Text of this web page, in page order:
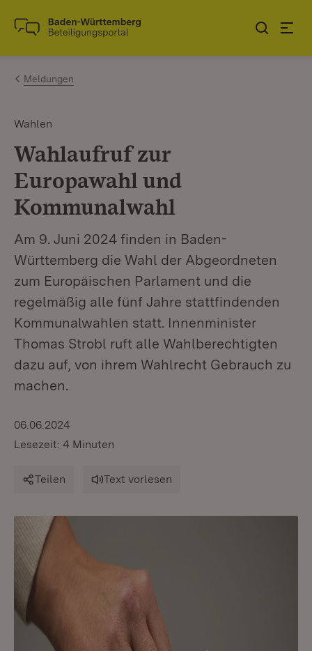
Zum Inhalt springen
Link zur Startseite
Meldungen
Wahlen
Wahlaufruf zur
Europawahl und
Kommunalwahl
Am 9. Juni 2024 finden in Baden-
Württemberg die Wahl der Abgeordneten
zum Europäischen Parlament und die
regelmäßig alle fünf Jahre stattfindenden
Kommunalwahlen statt. Innenminister
Thomas Strobl ruft alle Wahlberechtigten
dazu auf, von ihrem Wahlrecht Gebrauch zu
machen.
06.06.2024
Lesezeit: 4 Minuten
Teilen Text vorlesen